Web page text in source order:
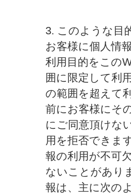
3. このような目
お客様に個人情
利用目的をこの
囲に限定して利
の範囲を超えて
前にお客様にそ
にご同意頂けな
用を拒否できま
報の利用が不可
ないことがあり
報は、主に次の